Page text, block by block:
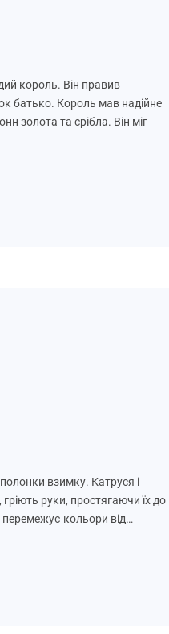
король. Він правив
батько. Король мав надійне
золота та срібла. Він міг
взимку. Катруся і
руки, простягаючи їх до
кольори від…